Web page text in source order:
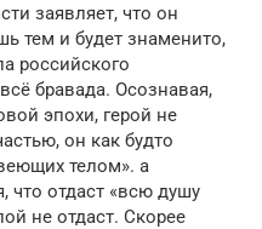
заявляет, что он
тем и будет знаменито,
российского
бравада. Осознавая,
эпохи, герой не
он как будто
телом». а
что отдаст «всю душу
не отдаст. Скорее